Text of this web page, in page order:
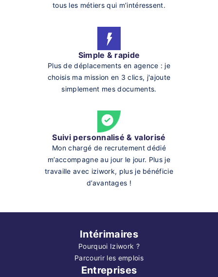
tous les métiers qui m’intéressent.
Simple & rapide
Plus de déplacements en agence : je
choisis ma mission en 3 clics, j'ajoute
simplement mes documents.
Suivi personnalisé & valorisé
Mon chargé de recrutement dédié
m’accompagne au jour le jour. Plus je
travaille avec iziwork, plus je bénéficie
d’avantages !
Intérimaires
Pourquoi Iziwork ?
Parcourir les emplois
Entreprises